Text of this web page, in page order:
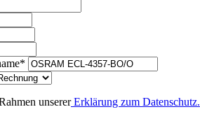
*
unsererErklärung zum Datenschutz.